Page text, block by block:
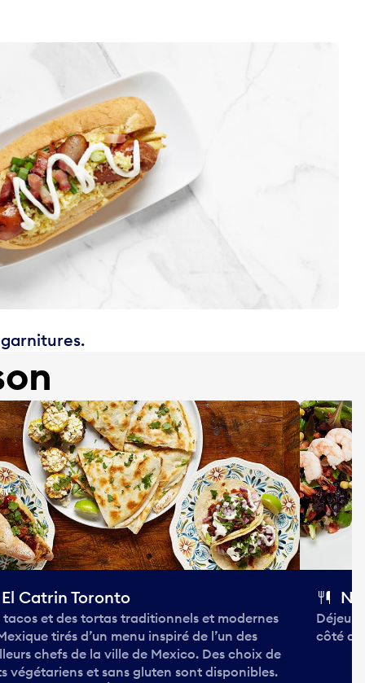
El Catrin Toronto
tacos et des tortas traditionnels et modernes
tirés d’un menu inspiré de l’un des
chefs de la ville de Mexico. Des choix de
végétariens et sans gluten sont disponibles.
côté